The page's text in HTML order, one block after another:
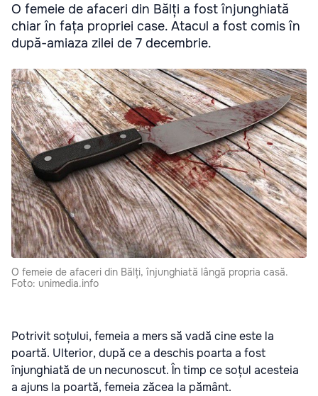
O femeie de afaceri din Bălți a fost înjunghiată
chiar în fața propriei case. Atacul a fost comis în
după-amiaza zilei de 7 decembrie.
O femeie de afaceri din Bălți, înjunghiată lângă propria casă.
Foto: unimedia.info
Potrivit soțului, femeia a mers să vadă cine este la
poartă. Ulterior, după ce a deschis poarta a fost
înjunghiată de un necunoscut. În timp ce soțul acesteia
a ajuns la poartă, femeia zăcea la pământ.